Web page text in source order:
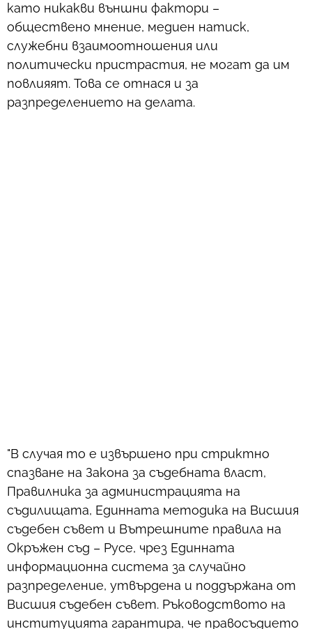
като никакви външни фактори –
обществено мнение, медиен натиск,
служебни взаимоотношения или
политически пристрастия, не могат да им
повлияят. Това се отнася и за
разпределението на делата.
"В случая то е извършено при стриктно
спазване на Закона за съдебната власт,
Правилника за администрацията на
съдилищата, Единната методика на Висшия
съдебен съвет и Вътрешните правила на
Окръжен съд – Русе, чрез Единната
информационна система за случайно
разпределение, утвърдена и поддържана от
Висшия съдебен съвет. Ръководството на
институцията гарантира, че правосъдието